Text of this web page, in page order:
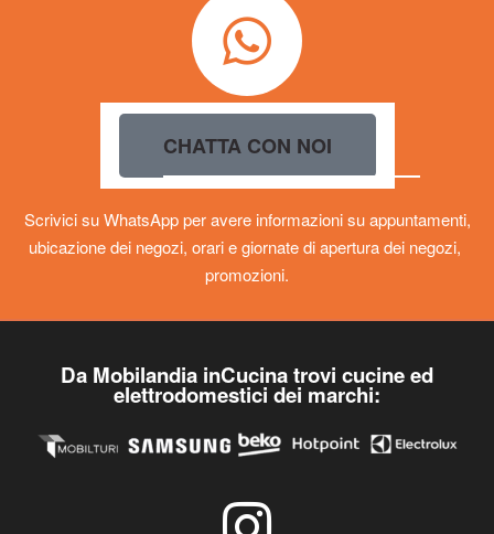
CHATTA CON NOI
Scrivici su WhatsApp per avere informazioni su appuntamenti,
ubicazione dei negozi, orari e giornate di apertura dei negozi,
promozioni.
Da Mobilandia inCucina trovi cucine ed
elettrodomestici dei marchi: